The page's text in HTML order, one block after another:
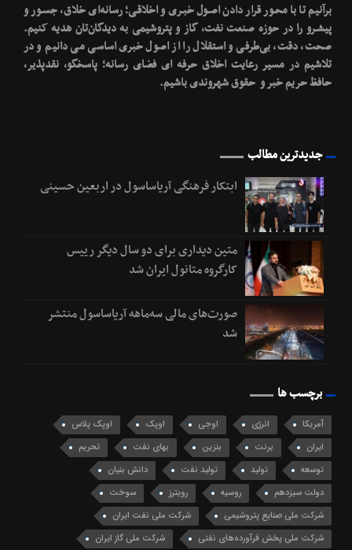
برآنیم تا با محـور قرار دادن اصـول خبـری و اخلاقـی؛ رسانه‌ای خلاق، جسـور و
پیشـرو را در حوزه صنعت نفت، گاز و پتروشیمی به دیدگان‌تان هدیه کنیم.
صحت، دقت، بی‌طرفی و استقلال را از اصول خبری اساسی می دانیم و در
تلاشیم در مسیر رعایت اخلاق حرفه ای فضای رسانه؛ پاسخگو، نقدپذیر،
حافظ حریم خبر و حقوق شهروندی باشیم.
جدیدترین مطالب
ابتکار فرهنگی آریاساسول در اربعین حسینی
متین دیداری برای دو سال دیگر رییس
کارگروه متانول ایران شد
صورت‌های مالی سه‌ماهه آریاساسول منتشر
شد
برچسب ها
آمریکا انرژی اوجی اوپک
اوپک پلاس
ایران
برنت بنزین بهای نفت
تحریم
توسعه
تولید تولید نفت
دانش بنیان
دولت سیزدهم
روسیه رویترز
سوخت
شرکت ملی صنایع پتروشیمی
شرکت ملی نفت ایران
شرکت ملی پخش فرآورده‌های نفتی
شرکت ملی گاز ایران